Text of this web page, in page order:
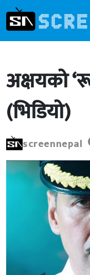
अक्षयको
(भिडियो)
screennepal